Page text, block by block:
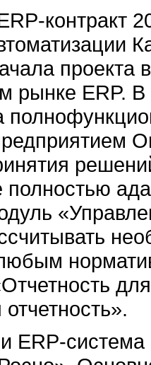
контракт
проекта
рынке ERP.
полностью
ERP-система